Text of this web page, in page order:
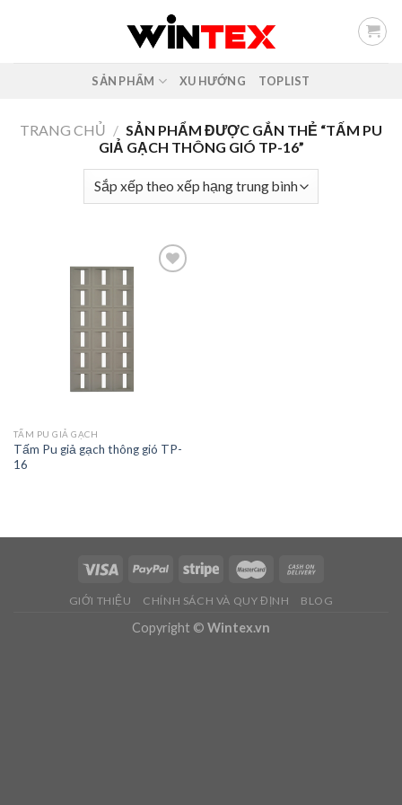
SẢN PHẨM XU HƯỚNG TOPLIST
TRANG CHỦ / SẢN PHẨM ĐƯỢC GẮN THẺ “TẤM PU
GIẢ GẠCH THÔNG GIÓ TP-16”
TẤM PU GIẢ GẠCH
Tấm Pu giả gạch thông gió TP-
16
GIỚI THIỆU CHÍNH SÁCH VÀ QUY ĐỊNH BLOG
Copyright © Wintex.vn